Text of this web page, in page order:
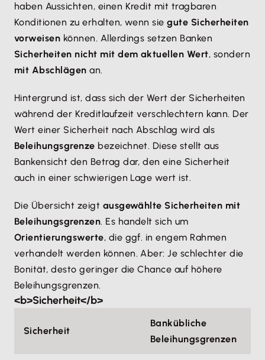
haben Aussichten, einen Kredit mit tragbaren
Konditionen zu erhalten, wenn siegute Sicherheiten
vorweisen können. Allerdings setzen Banken
Sicherheiten nicht mit dem aktuellen Wert, sondern
mit Abschlägen an.
Hintergrund ist, dass sich der Wert der Sicherheiten
während der Kreditlaufzeit verschlechtern kann. Der
Wert einer Sicherheit nach Abschlag wird als
Beleihungsgrenze bezeichnet. Diese stellt aus
Bankensicht den Betrag dar, den eine Sicherheit
auch in einer schwierigen Lage wert ist.
Die Übersicht zeigt ausgewählte Sicherheiten mit
Beleihungsgrenzen. Es handelt sich um
Orientierungswerte, die ggf. in engem Rahmen
verhandelt werden können. Aber: Je schlechter die
Bonität, desto geringer die Chance auf höhere
Beleihungsgrenzen.
<b>Sicherheit</b>
Sicherheit
Bankübliche
Beleihungsgrenzen